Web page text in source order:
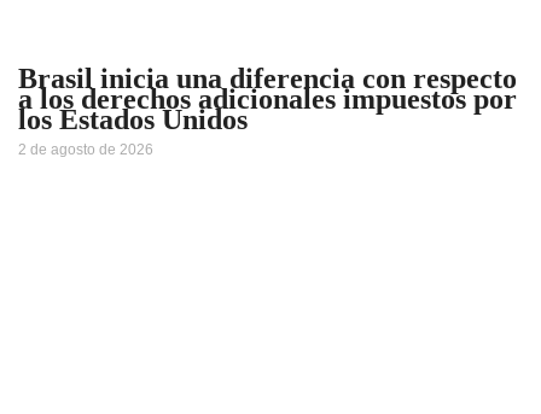
Brasil inicia una diferencia con respecto
a los derechos adicionales impuestos por
los Estados Unidos
2 de agosto de 2026